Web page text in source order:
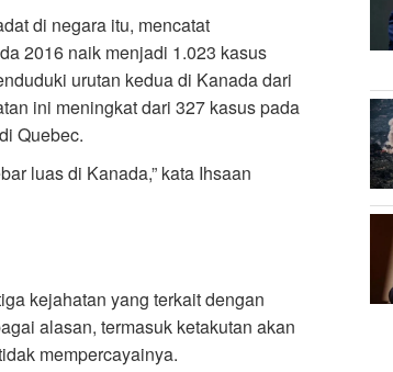
di negara itu, mencatat
2016 naik menjadi 1.023 kasus
urutan kedua di Kanada dari
ini meningkat dari 327 kasus pada
Quebec.
luas di Kanada,” kata Ihsaan
kejahatan yang terkait dengan
alasan, termasuk ketakutan akan
mempercayainya.